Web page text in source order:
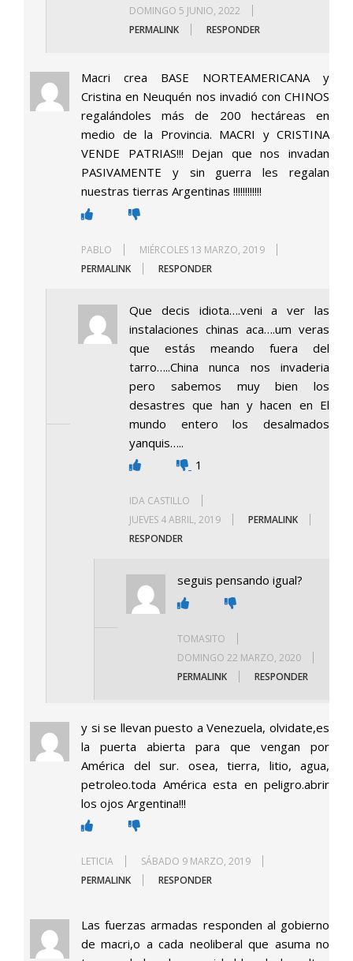
DOMINGO 5 JUNIO, 2022
PERMALINK
RESPONDER
Macri crea BASE NORTEAMERICANA y
Cristina en Neuquén nos invadió con CHINOS
regalándoles más de 200 hectáreas en
medio de la Provincia. MACRI y CRISTINA
VENDE PATRIAS!!! Dejan que nos invadan
PASIVAMENTE y sin guerra les regalan
nuestras tierras Argentinas !!!!!!!!!!!!
PABLO
MIÉRCOLES 13 MARZO, 2019
PERMALINK
RESPONDER
Que decis idiota….veni a ver las
instalaciones chinas aca….um veras
que estás meando fuera del
tarro…..China nunca nos invaderia
pero sabemos muy bien los
desastres que han y hacen en El
mundo entero los desalmados
yanquis…..
1
IDA CASTILLO
JUEVES 4 ABRIL, 2019
PERMALINK
RESPONDER
seguis pensando igual?
TOMASITO
DOMINGO 22 MARZO, 2020
PERMALINK
RESPONDER
y si se llevan puesto a Venezuela, olvidate,es
la puerta abierta para que vengan por
América del sur. osea, tierra, litio, agua,
petroleo.toda América esta en peligro.abrir
los ojos Argentina!!!
LETICIA
SÁBADO 9 MARZO, 2019
PERMALINK
RESPONDER
Las fuerzas armadas responden al gobierno
de macri,o a cada neoliberal que asuma no